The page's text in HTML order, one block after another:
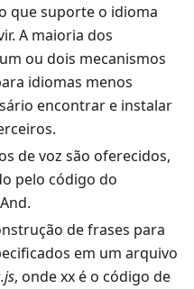
que suporte o idioma
A maioria dos
ou dois mecanismos
idiomas menos
encontrar e instalar
de voz são oferecidos,
pelo código do
de frases para
em um arquivo
, onde xx é o código de